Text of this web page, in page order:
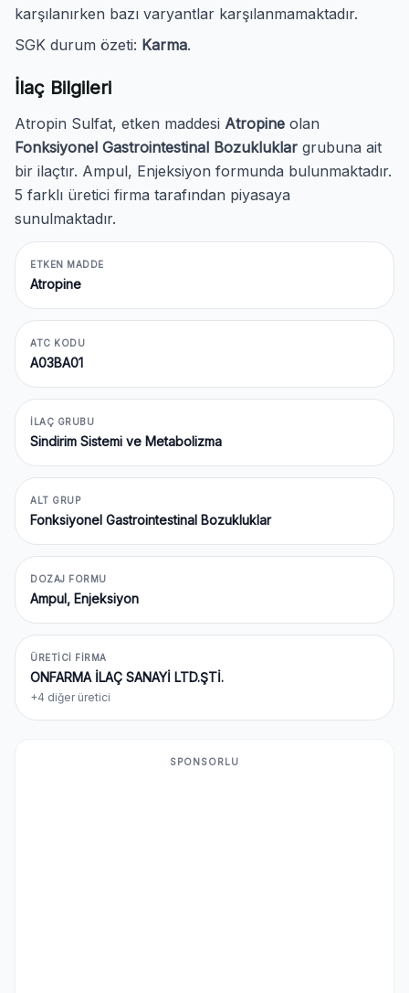
karşılanırken bazı varyantlar karşılanmamaktadır.
SGK durum özeti: Karma.
İlaç Bilgileri
Atropin Sulfat, etken maddesi Atropine olan
Fonksiyonel Gastrointestinal Bozukluklar grubuna ait
bir ilaçtır. Ampul, Enjeksiyon formunda bulunmaktadır.
5 farklı üretici firma tarafından piyasaya
sunulmaktadır.
ETKEN MADDE
Atropine
ATC KODU
A03BA01
İLAÇ GRUBU
Sindirim Sistemi ve Metabolizma
ALT GRUP
Fonksiyonel Gastrointestinal Bozukluklar
DOZAJ FORMU
Ampul, Enjeksiyon
ÜRETICI FIRMA
ONFARMA İLAÇ SANAYİ LTD.ŞTİ.
+4 diğer üretici
SPONSORLU